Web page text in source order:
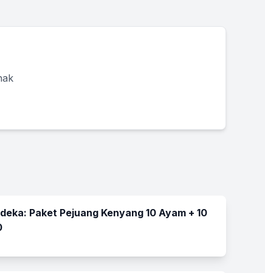
Paket Pejuang Kenyang 10 Ayam + 10